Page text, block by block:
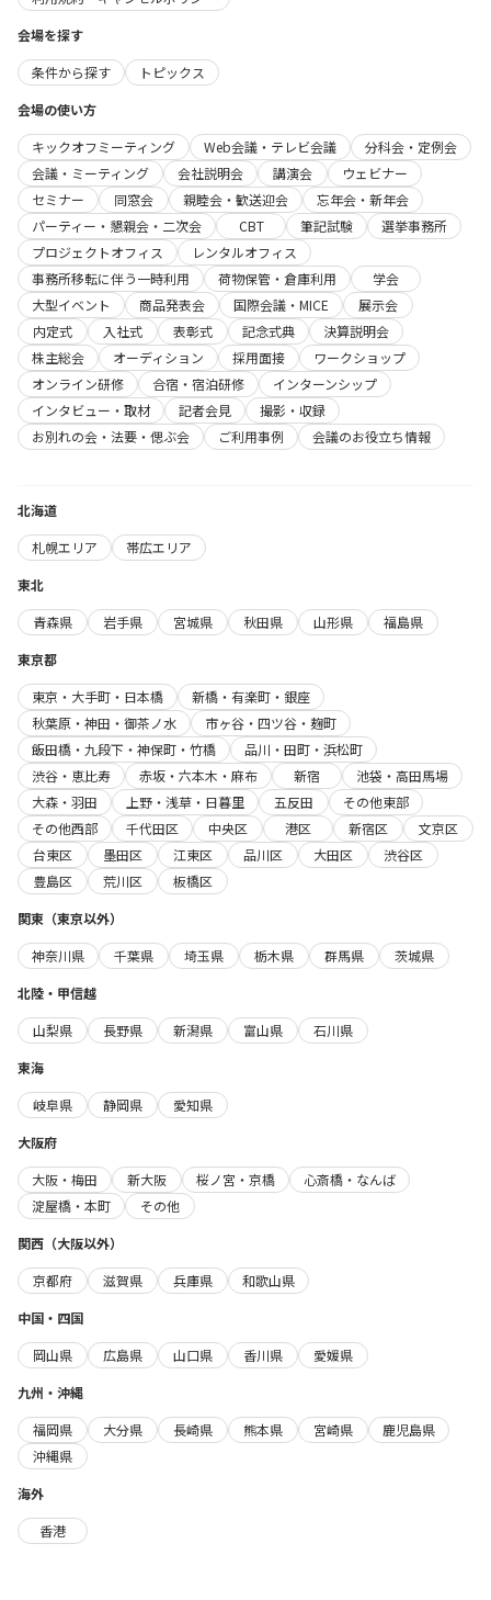
会場を探す
条件から探す
トピックス
会場の使い方
キックオフミーティング
Web会議・テレビ会議
分科会・定例会
会議・ミーティング
会社説明会 講演会
ウェビナー
セミナー
同窓会 親睦会・歓送迎会
忘年会・新年会
パーティー・懇親会・二次会
CBT 筆記試験
選挙事務所
プロジェクトオフィス
レンタルオフィス
事務所移転に伴う一時利用
荷物保管・倉庫利用
学会
大型イベント
商品発表会 国際会議・MICE
展示会
内定式
入社式 表彰式 記念式典
決算説明会
株主総会
オーディション 採用面接
ワークショップ
オンライン研修
合宿・宿泊研修
インターンシップ
インタビュー・取材
記者会見
撮影・収録
お別れの会・法要・偲ぶ会
ご利用事例 会議のお役立ち情報
北海道
札幌エリア
帯広エリア
東北
青森県
岩手県 宮城県 秋田県 山形県
福島県
東京都
東京・大手町・日本橋
新橋・有楽町・銀座
秋葉原・神田・御茶ノ水
市ヶ谷・四ツ谷・麹町
飯田橋・九段下・神保町・竹橋
品川・田町・浜松町
渋谷・恵比寿
赤坂・六本木・麻布 新宿
池袋・高田馬場
大森・羽田
上野・浅草・日暮里 五反田
その他東部
その他西部
千代田区 中央区 港区 新宿区
文京区
台東区
墨田区 江東区 品川区 大田区
渋谷区
豊島区
荒川区
板橋区
関東（東京以外）
神奈川県
千葉県 埼玉県 栃木県 群馬県
茨城県
北陸・甲信越
山梨県
長野県 新潟県 富山県
石川県
東海
岐阜県
静岡県
愛知県
大阪府
大阪・梅田
新大阪 桜ノ宮・京橋
心斎橋・なんば
淀屋橋・本町
その他
関西（大阪以外）
京都府
滋賀県 兵庫県
和歌山県
中国・四国
岡山県
広島県 山口県 香川県
愛媛県
九州・沖縄
福岡県
大分県 長崎県 熊本県 宮崎県
鹿児島県
沖縄県
海外
香港